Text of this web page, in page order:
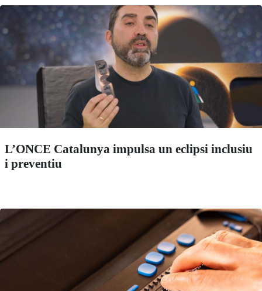
L’ONCE Catalunya impulsa un eclipsi inclusiu
i preventiu